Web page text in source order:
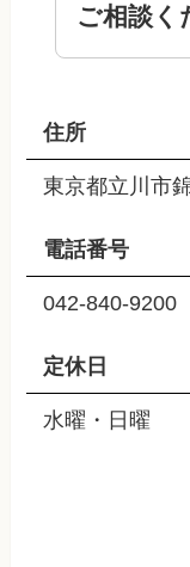
ご相談く
住所
東京都立川市
電話番号
042-840-9200
定休日
水曜・日曜